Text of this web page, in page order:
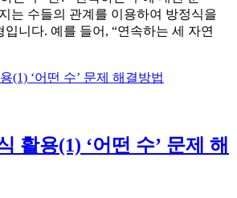
는 수들의 관계를 이용하여 방정식을
니다. 예를 들어, “연속하는 세 자연
활용(1) ‘어떤 수’ 문제 해